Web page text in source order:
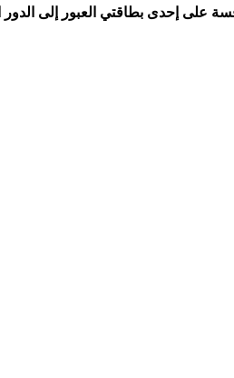
على إحدى بطاقتي العبور إلى الدور